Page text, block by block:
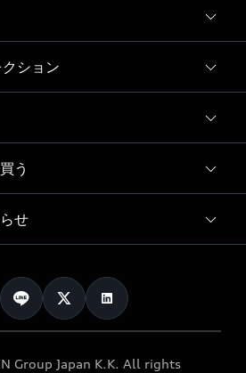
デル
ション
う
せ
ーン
Group Japan K.K. All rights